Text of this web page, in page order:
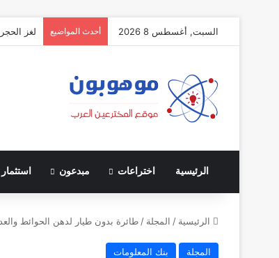
السبت, أغسطس 8 2026 أحدث المواضيع لغز
الرئيسية اختراعات مبدعون استثمار
الرئيسية / المجلة / طائرة بدون طيار لدهن الحوائط
المجلة بنك المعلومات